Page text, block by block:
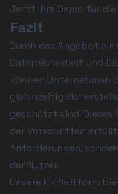
Jetzt Ihre Demo für die
Fazit
Durch das Angebot
Datensicherheit und
können Unternehmen
gleichzeitig
geschützt sind. Dieses
der Vorschriften
Anforderungen,
der Nutzer.
Unsere KI-Plattform